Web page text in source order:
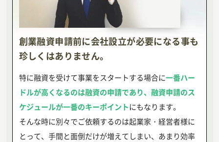
創業融資申請前に会社設立が必要になる事も
珍しくはありません。
特に融資を受けて事業をスタートする場合に一番ハー
ドルが高くなるのは融資の申請であり、融資申請のス
ケジュールが一番のキーポイントにもなります。
そんな時に別々でご依頼するのは起業家・経営者様に
とって、手間と面倒だけが増えてしまい、あまり効率